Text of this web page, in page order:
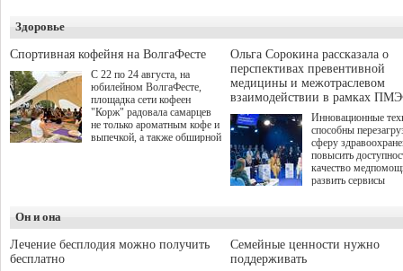
а сам он
Здоровье
Спортивная кофейня на ВолгаФесте
С 22 по 24 августа, на
юбилейном ВолгаФесте,
площадка сети кофеен
"Корж" радовала самарцев
не только ароматным кофе и
выпечкой, а также обширной
Ольга Сорокина рассказала о
перспективах превентивной
медицины и межотраслевом
взаимодействии в рамках
Инновационные
способны
сферу
повысить
качество
развить сервисы
определенными
К ним можно
Он и она
Лечение бесплодия можно получить
бесплатно
Семейные ценности нужно
поддерживать